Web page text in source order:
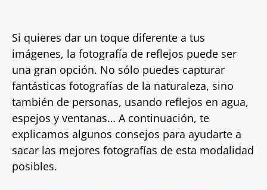
Si quieres dar un toque diferente a tus
imágenes, la fotografía de reflejos puede ser
una gran opción. No sólo puedes capturar
fantásticas fotografías de la naturaleza, sino
también de personas, usando reflejos en agua,
espejos y ventanas… A continuación, te
explicamos algunos consejos para ayudarte a
sacar las mejores fotografías de esta modalidad
posibles.